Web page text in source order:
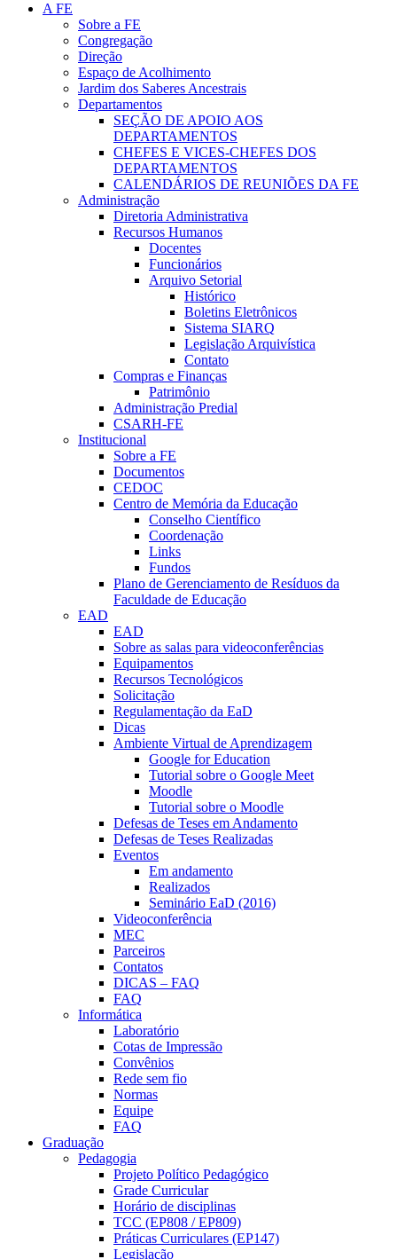
A FE
Sobre a FE
Congregação
Direção
Espaço de Acolhimento
Jardim dos Saberes Ancestrais
Departamentos
SEÇÃO DE APOIO AOS
DEPARTAMENTOS
CHEFES E VICES-CHEFES DOS
DEPARTAMENTOS
CALENDÁRIOS DE REUNIÕES DA FE
Administração
Diretoria Administrativa
Recursos Humanos
Docentes
Funcionários
Arquivo Setorial
Histórico
Boletins Eletrônicos
Sistema SIARQ
Legislação Arquivística
Contato
Compras e Finanças
Patrimônio
Administração Predial
CSARH-FE
Institucional
Sobre a FE
Documentos
CEDOC
Centro de Memória da Educação
Conselho Científico
Coordenação
Links
Fundos
Plano de Gerenciamento de Resíduos da
Faculdade de Educação
EAD
EAD
Sobre as salas para videoconferências
Equipamentos
Recursos Tecnológicos
Solicitação
Regulamentação da EaD
Dicas
Ambiente Virtual de Aprendizagem
Google for Education
Tutorial sobre o Google Meet
Moodle
Tutorial sobre o Moodle
Defesas de Teses em Andamento
Defesas de Teses Realizadas
Eventos
Em andamento
Realizados
Seminário EaD (2016)
Videoconferência
MEC
Parceiros
Contatos
DICAS – FAQ
FAQ
Informática
Laboratório
Cotas de Impressão
Convênios
Rede sem fio
Normas
Equipe
FAQ
Graduação
Pedagogia
Projeto Político Pedagógico
Grade Curricular
Horário de disciplinas
TCC (EP808 / EP809)
Práticas Curriculares (EP147)
Legislação